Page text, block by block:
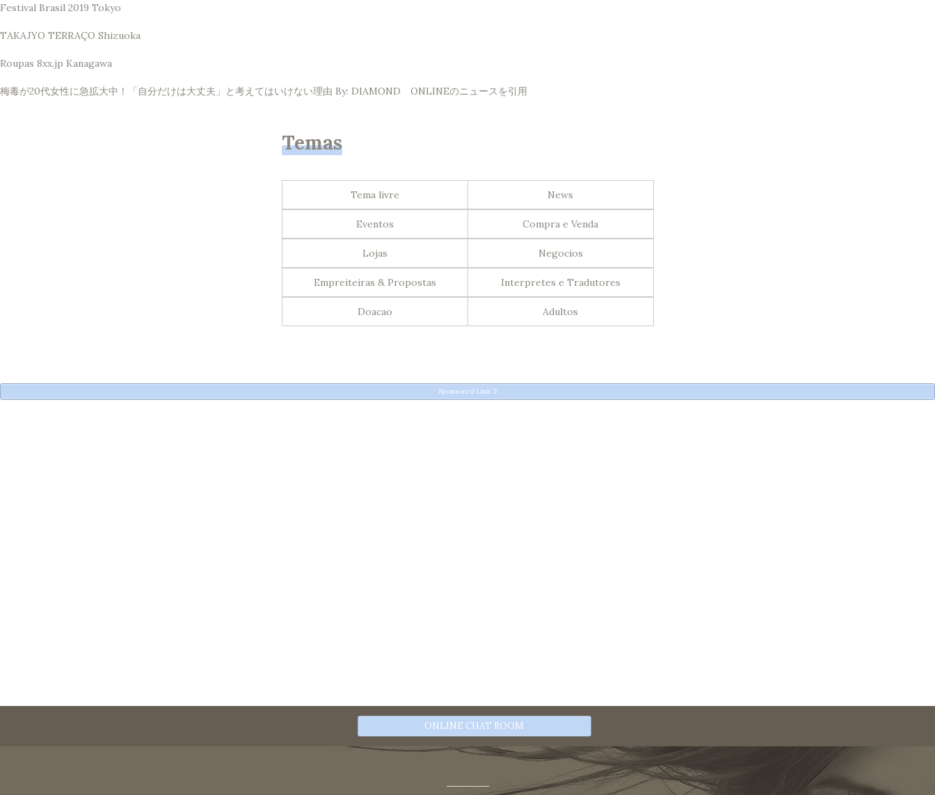
Festival Brasil 2019 Tokyo
TAKAJYO TERRAÇO Shizuoka
Roupas 8xx.jp Kanagawa
梅毒が20代女性に急拡大中！「自分だけは大丈夫」と考えてはいけない理由 By: DIAMOND ONLINEのニュースを引用
Temas
Tema livre News
Eventos Compra e Venda
Lojas Negocios
Empreiteiras & Propostas Interpretes e Tradutores
Doacao Adultos
Sponsored Link 2
ONLINE CHAT ROOM